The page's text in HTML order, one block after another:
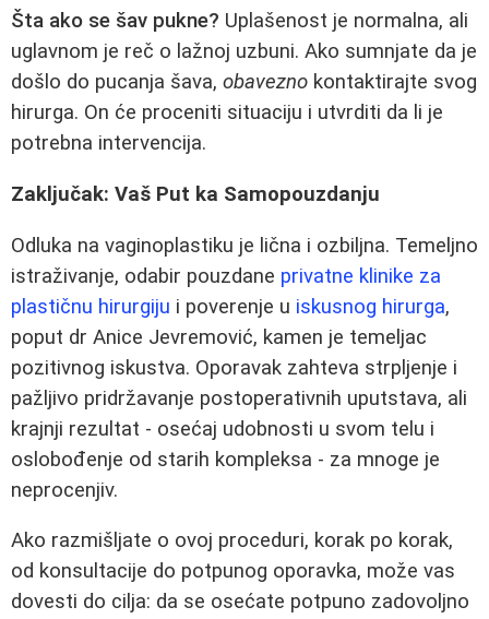
Šta ako se šav pukne? Uplašenost je normalna, ali
uglavnom je reč o lažnoj uzbuni. Ako sumnjate da je
došlo do pucanja šava, obavezno kontaktirajte svog
hirurga. On će proceniti situaciju i utvrditi da li je
potrebna intervencija.
Zaključak: Vaš Put ka Samopouzdanju
Odluka na vaginoplastiku je lična i ozbiljna. Temeljno
istraživanje, odabir pouzdane privatne klinike za
plastičnu hirurgiju i poverenje u iskusnog hirurga,
poput dr Anice Jevremović, kamen je temeljac
pozitivnog iskustva. Oporavak zahteva strpljenje i
pažljivo pridržavanje postoperativnih uputstava, ali
krajnji rezultat - osećaj udobnosti u svom telu i
oslobođenje od starih kompleksa - za mnoge je
neprocenjiv.
Ako razmišljate o ovoj proceduri, korak po korak,
od konsultacije do potpunog oporavka, može vas
dovesti do cilja: da se osećate potpuno zadovoljno